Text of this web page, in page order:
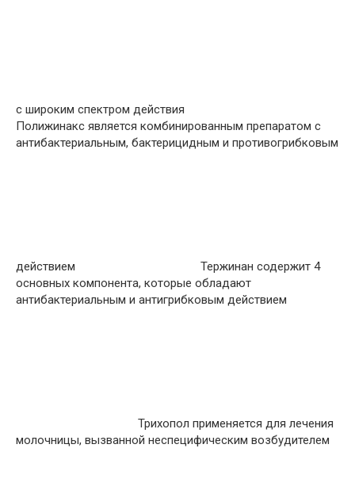
с широким спектром действия
Полижинакс является комбинированным препаратом с
антибактериальным, бактерицидным и противогрибковым
действием
Тержинан содержит 4
основных компонента, которые обладают
антибактериальным и антигрибковым действием
Трихопол применяется для лечения
молочницы, вызванной неспецифическим возбудителем